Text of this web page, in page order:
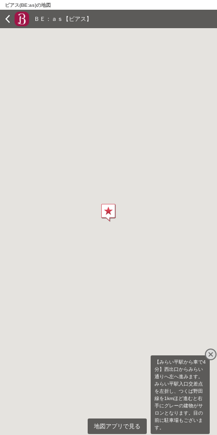
ビアス(BE:as)の地図
ＢＥ：ａｓ【ビアス】
【みらい平駅から車で4
分】西出口からみらい
通りへ左へ進みます。
みらい平駅入口交差点
を左折し、つくば野田
線を1kmほど進むと右
手にグレーの建物がサ
ロンとなります。目の
前に駐車場もございま
す。
地図アプリで見る